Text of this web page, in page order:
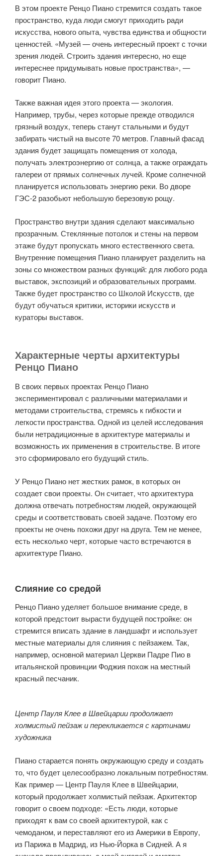
В этом проекте Ренцо Пиано стремится создать такое
пространство, куда люди смогут приходить ради
искусства, нового опыта, чувства единства и общности
ценностей. «Музей — очень интересный проект с точки
зрения людей. Строить здания интересно, но еще
интереснее придумывать новые пространства», —
говорит Пиано.
Также важная идея этого проекта — экология.
Например, трубы, через которые прежде отводился
грязный воздух, теперь станут стальными и будут
забирать чистый на высоте 70 метров. Главный фасад
здания будет защищать помещения от холода,
получать электроэнергию от солнца, а также ограждать
галереи от прямых солнечных лучей. Кроме солнечной
планируется использовать энергию реки. Во дворе
ГЭС-2 разобьют небольшую березовую рощу.
Пространство внутри здания сделают максимально
прозрачным. Стеклянные потолок и стены на первом
этаже будут пропускать много естественного света.
Внутренние помещения Пиано планирует разделить на
зоны со множеством разных функций: для любого рода
выставок, экспозиций и образовательных программ.
Также будет пространство со Школой Искусств, где
будут обучаться критики, историки искусств и
кураторы выставок.
Характерные черты архитектуры
Ренцо Пиано
В своих первых проектах Ренцо Пиано
экспериментировал с различными материалами и
методами строительства, стремясь к гибкости и
легкости пространства. Одной из целей исследования
были нетрадиционные в архитектуре материалы и
возможность их применения в строительстве. В итоге
это сформировало его будущий стиль.
У Ренцо Пиано нет жестких рамок, в которых он
создает свои проекты. Он считает, что архитектура
должна отвечать потребностям людей, окружающей
среды и соответствовать своей задаче. Поэтому его
проекты не очень похожи друг на друга. Тем не менее,
есть несколько черт, которые часто встречаются в
архитектуре Пиано.
Слияние со средой
Ренцо Пиано уделяет большое внимание среде, в
которой предстоит вырасти будущей постройке: он
стремится вписать здание в ландшафт и использует
местные материалы для слияния с пейзажем. Так,
например, основной материал Церкви Падре Пио в
итальянской провинции Фоджия похож на местный
красный песчаник.
Центр Пауля Клее в Швейцарии продолжает
холмистый пейзаж и перекликается с картинами
художника
Пиано старается понять окружающую среду и создать
то, что будет целесообразно локальным потребностям.
Как пример — Центр Пауля Клее в Швейцарии,
который продолжает холмистый пейзаж. Архитектор
говорит о своем подходе: «Есть люди, которые
приходят к вам со своей архитектурой, как с
чемоданом, и переставляют его из Америки в Европу,
из Парижа в Мадрид, из Нью-Йорка в Сидней. А я